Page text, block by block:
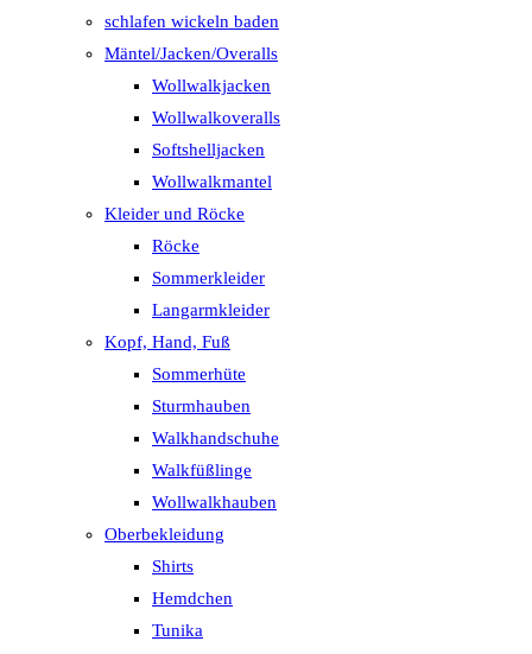
schlafen wickeln baden
Mäntel/Jacken/Overalls
Wollwalkjacken
Wollwalkoveralls
Softshelljacken
Wollwalkmantel
Kleider und Röcke
Röcke
Sommerkleider
Langarmkleider
Kopf, Hand, Fuß
Sommerhüte
Sturmhauben
Walkhandschuhe
Walkfüßlinge
Wollwalkhauben
Oberbekleidung
Shirts
Hemdchen
Tunika